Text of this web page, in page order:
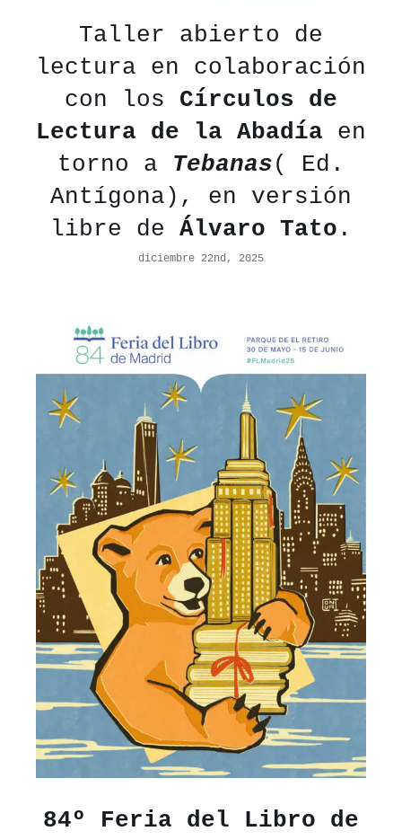
Taller abierto de
lectura en colaboración
con los Círculos de
Lectura de la Abadía en
torno a Tebanas( Ed.
Antígona), en versión
libre de Álvaro Tato .
diciembre 22nd, 2025
84º Feria del Libro de